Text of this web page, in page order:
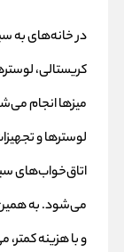
در خانه‌های به
کریستالی،
میزها انجام
لوسترها و
اتاق‌خواب‌های
می‌شود. به همین
و با هزینه